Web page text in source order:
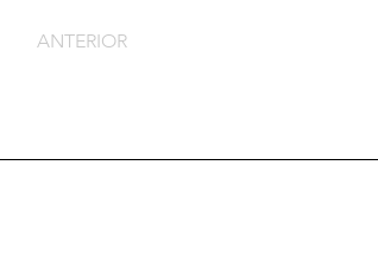
ANTERIOR